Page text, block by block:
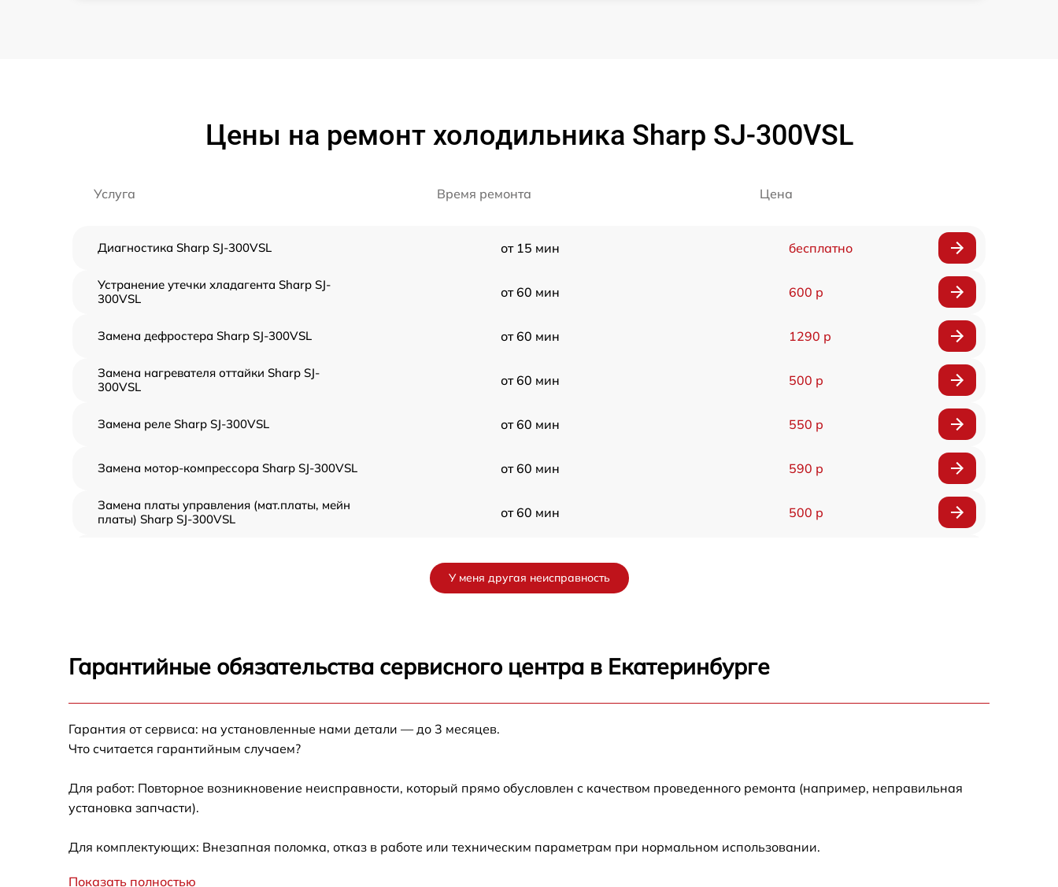
Цены на ремонт холодильника Sharp SJ-300VSL
Услуга Время ремонта Цена
Диагностика Sharp SJ-300VSL от 15 мин бесплатно
Устранение утечки хладагента Sharp SJ-
300VSL
от 60 мин 600 р
Замена дефростера Sharp SJ-300VSL от 60 мин 1290 р
Замена нагревателя оттайки Sharp SJ-
300VSL
от 60 мин 500 р
Замена реле Sharp SJ-300VSL от 60 мин 550 р
Замена мотор-компрессора Sharp SJ-300VSL от 60 мин 590 р
Замена платы управления (мат.платы, мейн
платы) Sharp SJ-300VSL
от 60 мин 500 р
Замена электросхемы Sharp SJ-300VSL
Устранение засора трубопровода Sharp SJ-
Ремонт датчика морозильного отделения
У меня другая неисправность
Гарантийные обязательства сервисного центра в Екатеринбурге
Гарантия от сервиса: на установленные нами детали — до 3 месяцев.
Что считается гарантийным случаем?
Для работ: Повторное возникновение неисправности, который прямо обусловлен с качеством проведенного ремонта (например, неправильная
установка запчасти).
Для комплектующих: Внезапная поломка, отказ в работе или техническим параметрам при нормальном использовании.
Показать полностью